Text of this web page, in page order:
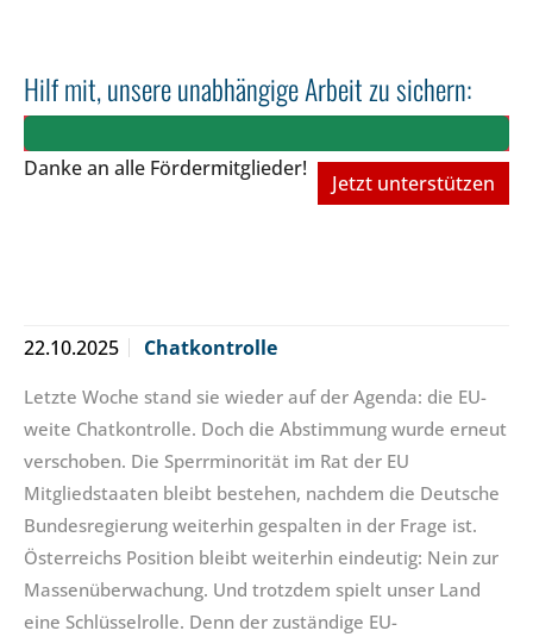
Hilf mit, unsere unabhängige Arbeit zu sichern:
Danke an alle Fördermitglieder!
Jetzt unterstützen
22.10.2025 Chatkontrolle
Letzte Woche stand sie wieder auf der Agenda: die EU-
weite Chatkontrolle. Doch die Abstimmung wurde erneut
verschoben. Die Sperrminorität im Rat der EU
Mitgliedstaaten bleibt bestehen, nachdem die Deutsche
Bundesregierung weiterhin gespalten in der Frage ist.
Österreichs Position bleibt weiterhin eindeutig: Nein zur
Massenüberwachung. Und trotzdem spielt unser Land
eine Schlüsselrolle. Denn der zuständige EU-